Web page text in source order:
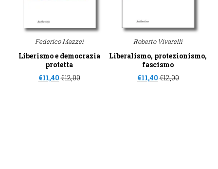
Federico Mazzei
Liberismo e democrazia
protetta
€11,40€12,00
Roberto Vivarelli
Liberalismo, protezionismo,
fascismo
€11,40€12,00